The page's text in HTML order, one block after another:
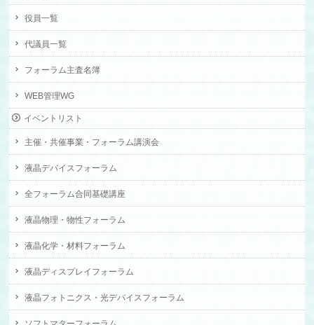
役員一覧
代議員一覧
フォーラム主査名簿
WEB管理WG
イベントリスト
主催・共催事業・フォーラム講演会
液晶デバイスフォーラム
全フォーラム合同基礎講座
液晶物理・物性フォーラム
液晶化学・材料フォーラム
液晶ディスプレイフォーラム
液晶フォトニクス・光デバイスフォーラム